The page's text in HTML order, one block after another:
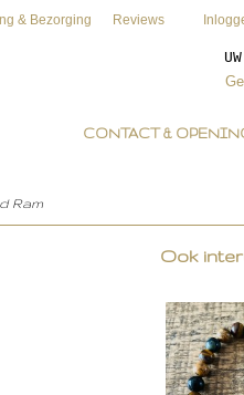
& Bezorging Reviews
CONTACT &
Ram
Ook